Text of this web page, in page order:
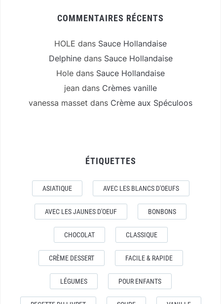
COMMENTAIRES RÉCENTS
HOLE dans Sauce Hollandaise
Delphinedans Sauce Hollandaise
Hole dans Sauce Hollandaise
jean dans Crèmes vanille
vanessa masset dans Crème aux Spéculoos
ÉTIQUETTES
ASIATIQUE AVEC LES BLANCS D'OEUFS
AVEC LES JAUNES D'OEUF BONBONS
CHOCOLAT CLASSIQUE
CRÈME DESSERT FACILE & RAPIDE
LÉGUMES POUR ENFANTS